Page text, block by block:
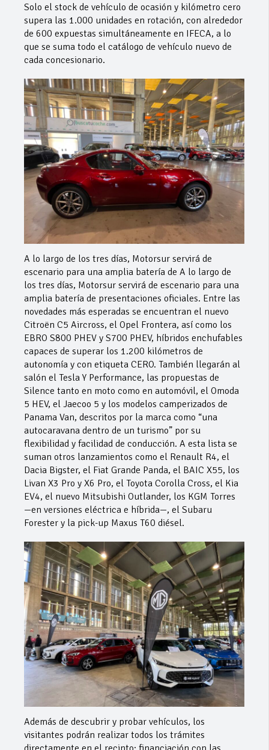
Solo el stock de vehículo de ocasión y kilómetro cero
supera las 1.000 unidades en rotación, con alrededor
de 600 expuestas simultáneamente en IFECA, a lo
que se suma todo el catálogo de vehículo nuevo de
cada concesionario.
A lo largo de los tres días, Motorsur servirá de
escenario para una amplia batería de A lo largo de
los tres días, Motorsur servirá de escenario para una
amplia batería de presentaciones oficiales. Entre las
novedades más esperadas se encuentran el nuevo
Citroën C5 Aircross, el Opel Frontera, así como los
EBRO S800 PHEV y S700 PHEV, híbridos enchufables
capaces de superar los 1.200 kilómetros de
autonomía y con etiqueta CERO. También llegarán al
salón el Tesla Y Performance, las propuestas de
Silence tanto en moto como en automóvil, el Omoda
5 HEV, el Jaecoo 5 y los modelos camperizados de
Panama Van, descritos por la marca como “una
autocaravana dentro de un turismo” por su
flexibilidad y facilidad de conducción. A esta lista se
suman otros lanzamientos como el Renault R4, el
Dacia Bigster, el Fiat Grande Panda, el BAIC X55, los
Livan X3 Pro y X6 Pro, el Toyota Corolla Cross, el Kia
EV4, el nuevo Mitsubishi Outlander, los KGM Torres
—en versiones eléctrica e híbrida—, el Subaru
Forester y la pick-up Maxus T60 diésel.
Además de descubrir y probar vehículos, los
visitantes podrán realizar todos los trámites